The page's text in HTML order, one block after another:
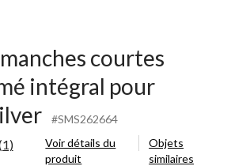
courtes
intégral pour
#SMS262664
Voir détails du
produit
Objets
similaires